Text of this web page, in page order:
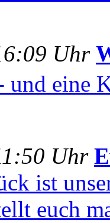
Uhr
und eine
Uhr
ist
euch